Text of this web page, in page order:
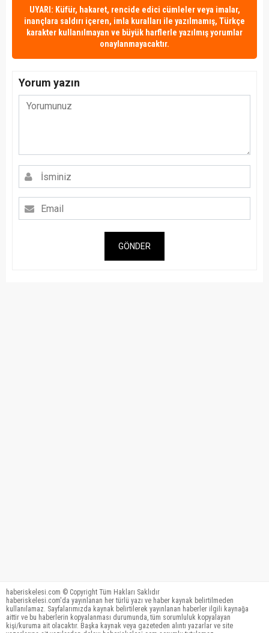
UYARI: Küfür, hakaret, rencide edici cümleler veya imalar,
inançlara saldırı içeren, imla kuralları ile yazılmamış, Türkçe
karakter kullanılmayan ve büyük harflerle yazılmış yorumlar
onaylanmayacaktır.
Yorum yazın
GÖNDER
haberiskelesi.com © Copyright Tüm Hakları Saklıdır
haberiskelesi.com'da yayınlanan her türlü yazı ve haber kaynak belirtilmeden
kullanılamaz. Sayfalarımızda kaynak belirtilerek yayınlanan haberler ilgili kaynağa
aittir ve bu haberlerin kopyalanması durumunda, tüm sorumluluk kopyalayan
kişi/kuruma ait olacaktır. Başka kaynak veya gazeteden alıntı yazarlar ve site